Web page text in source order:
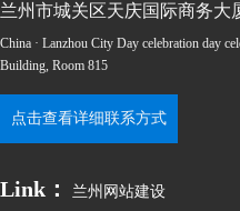
兰州市城关区天庆国际商务大
China · Lanzhou City Day celebration day
Building, Room 815
点击查看详细联系方式
Link： 兰州网站建设